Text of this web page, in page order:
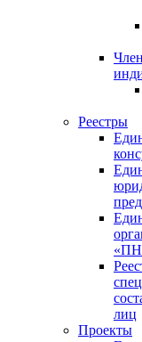
Реестры
лиц
Проекты